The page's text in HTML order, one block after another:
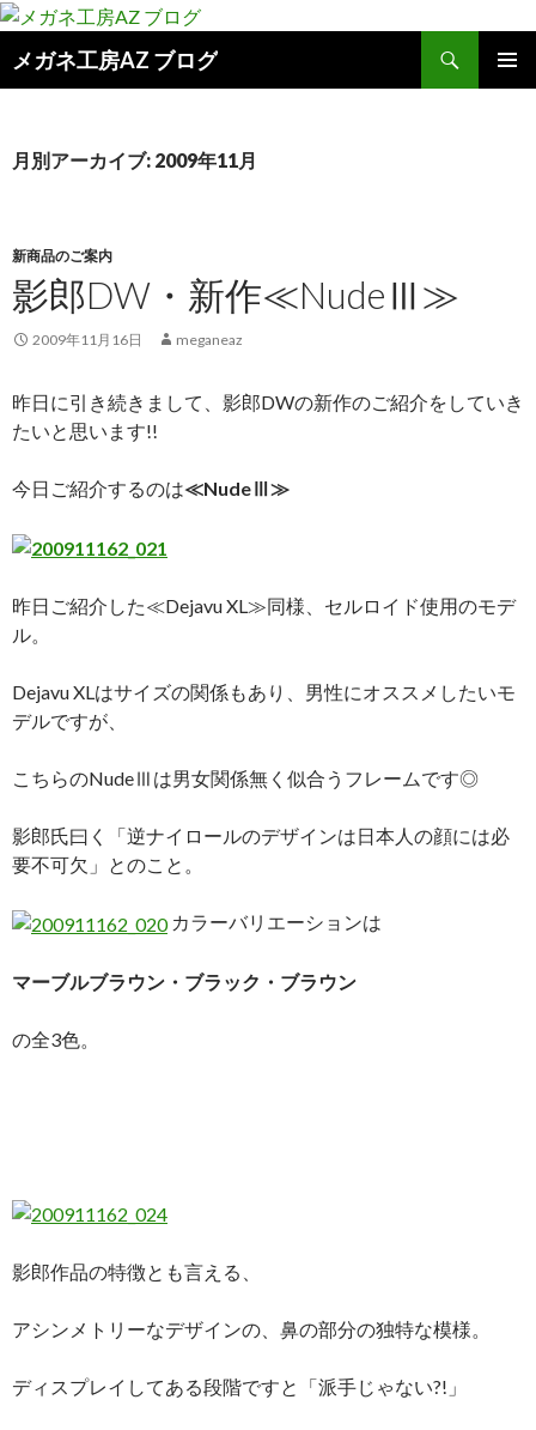
メガネ工房AZ ブログ
索
ン
キ
ッ
プ
月別アーカイブ: 2009年11月
新商品のご案内
影郎DW・新作≪NudeⅢ≫
2009年11月16日 meganeaz
昨日に引き続きまして、影郎DWの新作のご紹介をしていき
たいと思います!!
今日ご紹介するのは≪NudeⅢ≫
昨日ご紹介した≪Dejavu XL≫同様、セルロイド使用のモデ
ル。
Dejavu XLはサイズの関係もあり、男性にオススメしたいモ
デルですが、
こちらのNudeⅢは男女関係無く似合うフレームです◎
影郎氏曰く「逆ナイロールのデザインは日本人の顔には必
要不可欠」とのこと。
カラーバリエーションは
マーブルブラウン・ブラック・ブラウン
の全3色。
影郎作品の特徴とも言える、
アシンメトリーなデザインの、鼻の部分の独特な模様。
ディスプレイしてある段階ですと「派手じゃない?!」